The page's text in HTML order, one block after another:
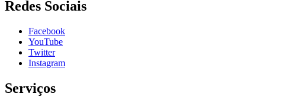
Redes Sociais
Facebook
YouTube
Twitter
Instagram
Serviços